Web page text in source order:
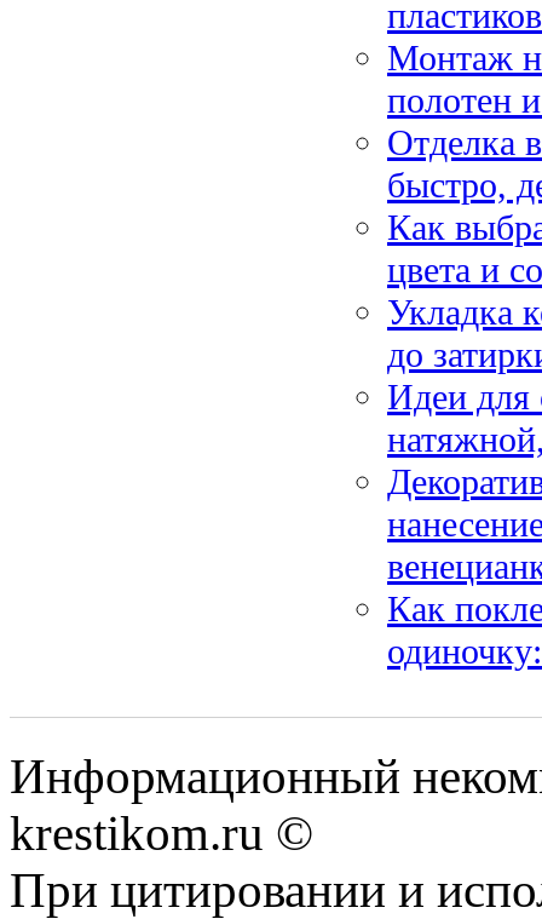
Монтаж
полотен
Отделка
быстро,
Как
цвета и
Укладка
до
Идеи для
Как
Информационный
krestikom.ru ©
При цитировании и